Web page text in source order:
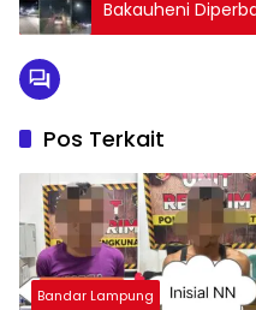
Bakauheni
Pos Terkait
Bandar Lampung